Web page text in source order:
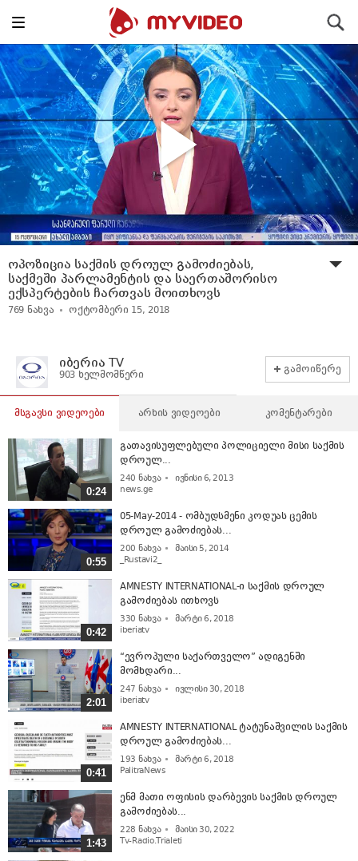
Toggle
ოპოზიცია საქმის დროულ გამოძიებას,
საქმეში პარლამენტის და საერთაშორისო
ექსპერტების ჩართვას მოითხოვს
769 ნახვა ოქტომბერი 15, 2018
გამოიწერე
იბერია TV
903 ხელმომწერი
მსგავსი ვიდეოები არხის ვიდეოები კომენტარები
0:24
გათავისუფლებული პოლიციელი მისი საქმის
დროულ...
240 ნახვა
ივნისი 6, 2013
news.ge
0:55
05-May-2014 - ომბუდსმენი კოდუას ცემის
დროულ გამოძიებას...
200 ნახვა
მაისი 5, 2014
_Rustavi2_
0:42
AMNESTY INTERNATIONAL-ი საქმის დროულ
გამოძიებას ითხოვს
330 ნახვა
მარტი 6, 2018
iberiatv
2:01
“ევროპული საქართველო” ადიგენში
მომხდარი...
247 ნახვა
ივლისი 30, 2018
iberiatv
0:41
AMNESTY INTERNATIONAL ტატუნაშვილის საქმის
დროულ გამოძიებას...
193 ნახვა
მარტი 6, 2018
PalitraNews
1:43
ენმ მათი ოფისის დარბევის საქმის დროულ
გამოძიებას...
228 ნახვა
მაისი 30, 2022
Tv-Radio.Trialeti